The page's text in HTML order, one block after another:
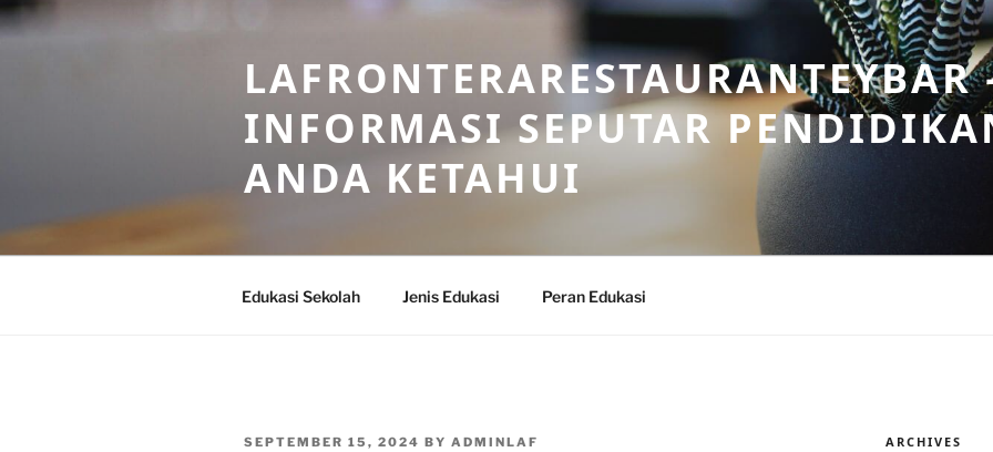
Skip
to
LAFRONTERARESTAURANTEYBAR
INFORMASI SEPUTAR
ANDA KETAHUI
Edukasi Sekolah Jenis Edukasi Peran Edukasi
POSTED
SEPTEMBER 15, 2024 BY ADMINLAF ARCHIVES